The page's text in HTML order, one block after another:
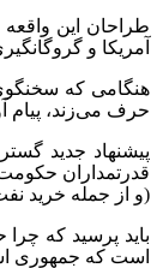
طراحان این
آمریکا و
هنگامی که
حرف‌ می‌زند، پیام
پیشنهاد جدید
قدرتمداران
(و از جمله خرید
باید پرسید که
است که جمهوری